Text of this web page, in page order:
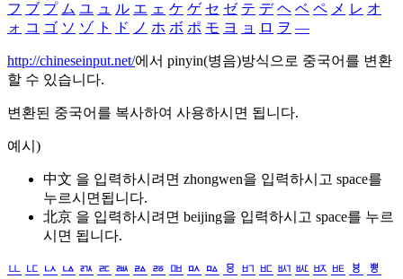
フ ブ プ ム ユ ュ ル エ ェ ケ ゲ セ ゼ テ デ ヘ ベ ペ メ レ オ
ォ コ ゴ ソ ゾ ト ド ノ ホ ボ ポ モ ヨ ョ ロ ヲ ―
http://chineseinput.net/에서 pinyin(병음)방식으로 중국어를 변환
할 수 있습니다.
변환된 중국어를 복사하여 사용하시면 됩니다.
예시)
中文 을 입력하시려면 zhongwen을 입력하시고 space를
누르시면됩니다.
北京 을 입력하시려면 beijing을 입력하시고 space를 누르
시면 됩니다.
ㅥ ㅦ ㅧ ㅨ ㅩ ㅪ ㅫ ㅬ ㅭ ㅮ ㅯ ㅰ ㅱ ㅲ ㅳ ㅴ ㅵ ㅶ ㅷ ㅸ
ㅹ